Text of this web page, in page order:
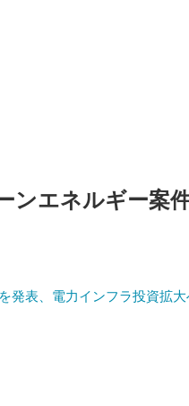
エネルギー案
発表、電力インフラ投資拡